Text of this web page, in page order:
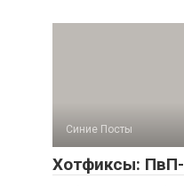
Синие Посты
Хотфиксы: